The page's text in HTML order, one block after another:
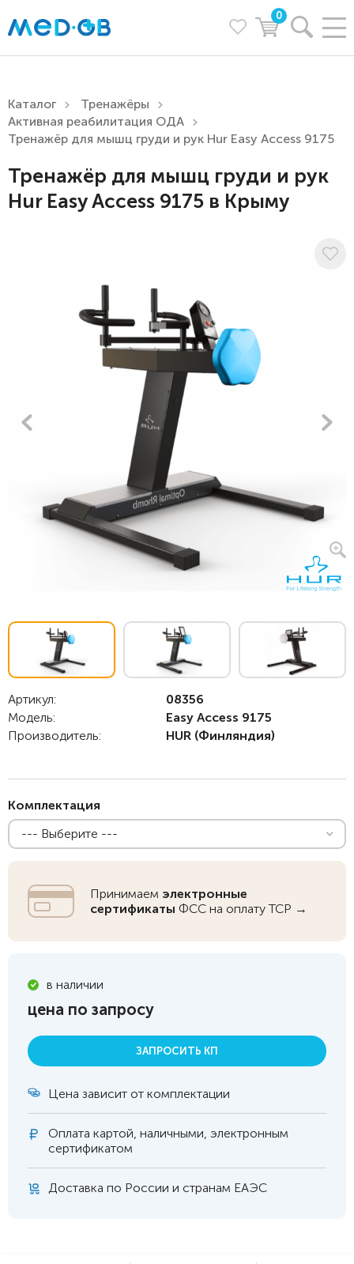
0
Каталог
Тренажёры
Активная реабилитация ОДА
Тренажёр для мышц груди и рук Hur Easy Access 9175
Тренажёр для мышц груди и рук
Hur Easy Access 9175 в Крыму
Артикул:
08356
Модель:
Easy Access 9175
Производитель:
HUR (Финляндия)
Комплектация
--- Выберите ---
Принимаем электронные
сертификаты ФСС на оплату ТСР →
в наличии
цена по запросу
ЗАПРОСИТЬ КП
Цена зависит от комплектации
Оплата картой, наличными, электронным
сертификатом
Доставка по России и странам ЕАЭС